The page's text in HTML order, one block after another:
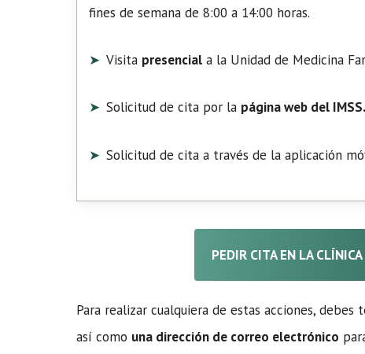
fines de semana de 8:00 a 14:00 horas.
Visita presencial a la Unidad de Medicina
Solicitud de cita por la página web del IMSS.
Solicitud de cita a través de la aplicación
PEDIR CITA EN LA
Para realizar cualquiera de estas acciones, debes
así como una dirección de correo electrónico